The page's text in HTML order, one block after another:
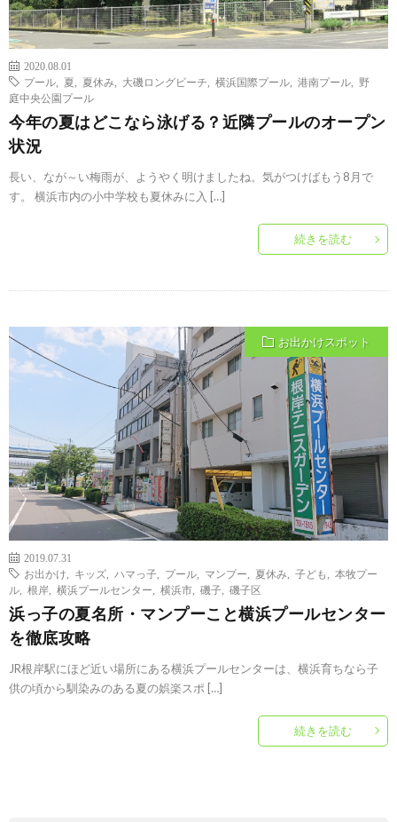
2020.08.01
プール
夏 夏休み 大磯ロングビーチ 横浜国際プール 港南プール
野
庭中央公園プール
今年の夏はどこなら泳げる？近隣プールのオープン
状況
長い、なが～い梅雨が、ようやく明けましたね。気がつけばもう8月で
す。 横浜市内の小中学校も夏休みに入 […]
続きを読む
お出かけスポット
2019.07.31
お出かけ
キッズ ハマっ子 プール マンプー 夏休み 子ども
本牧プー
ル
根岸 横浜プールセンター 横浜市 磯子 磯子区
浜っ子の夏名所・マンプーこと横浜プールセンター
を徹底攻略
JR根岸駅にほど近い場所にある横浜プールセンターは、横浜育ちなら子
供の頃から馴染みのある夏の娯楽スポ […]
続きを読む